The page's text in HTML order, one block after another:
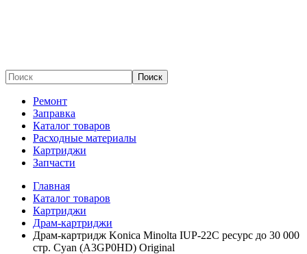
Поиск
Ремонт
Заправка
Каталог товаров
Расходные материалы
Картриджи
Запчасти
Главная
Каталог товаров
Картриджи
Драм-картриджи
Драм-картридж Konica Minolta IUP-22C ресурс до 30 000
стр. Cyan (A3GP0HD) Original